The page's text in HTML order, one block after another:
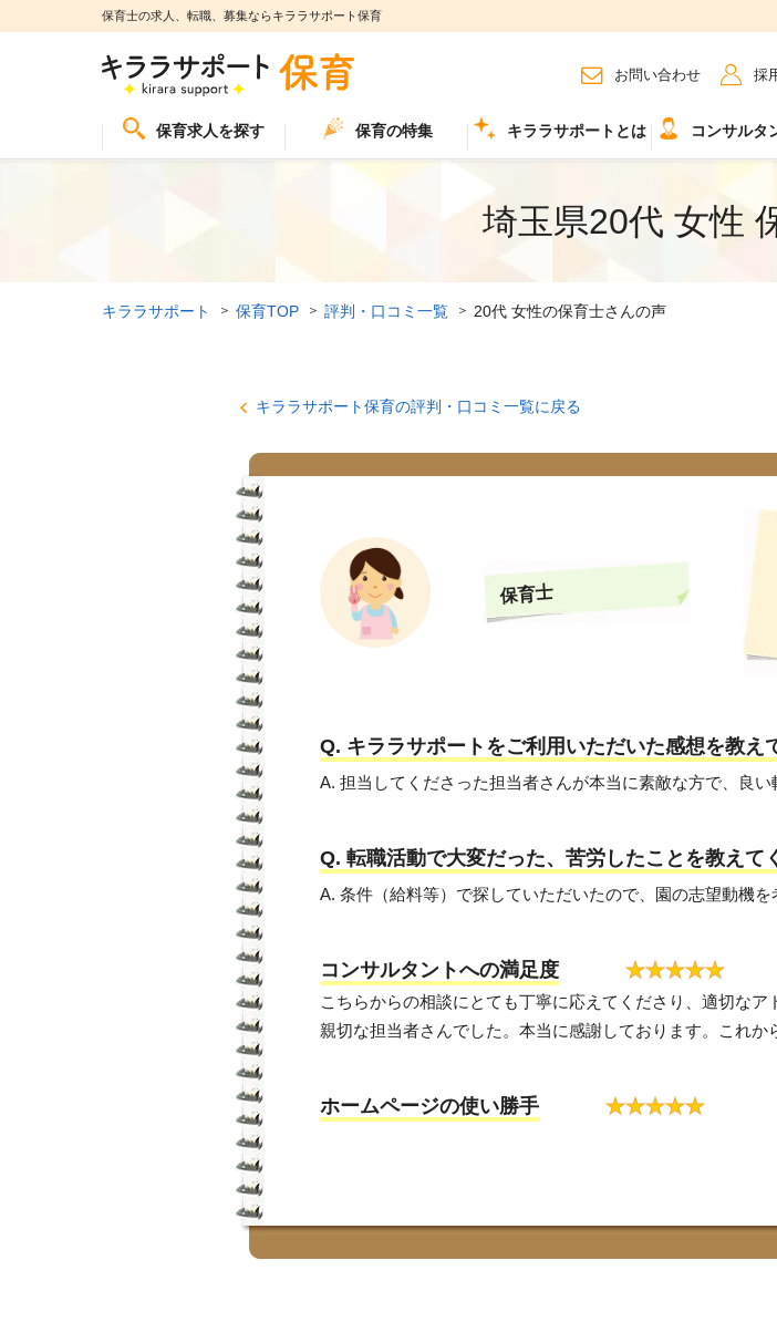
保育士の求人、転職、募集ならキララサポート保育
お問い合わせ 採
保育求人を探す 保育の特集 キララサポートとは コンサルタ
埼玉県20代 女性
キララサポート 保育TOP 評判・口コミ一覧 20代 女性の保育士さんの声
キララサポート保育の評判・口コミ一覧に戻る
保育士
Q. キララサポートをご利用いただいた感想を教え
A. 担当してくださった担当者さんが本当に素敵な方で、良
Q. 転職活動で大変だった、苦労したことを教えて
A. 条件（給料等）で探していただいたので、園の志望動機を
コンサルタントへの満足度 ★★★★★
こちらからの相談にとても丁寧に応えてくださり、適切な
親切な担当者さんでした。本当に感謝しております。これか
ホームページの使い勝手 ★★★★★